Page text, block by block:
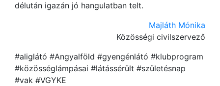
délután igazán jó hangulatban telt.
Majláth Mónika
Közösségi civilszervező
#aliglátó #Angyalföld #gyengénlátó #klubprogram
#közösséglámpásai #látássérült #születésnap
#vak #VGYKE